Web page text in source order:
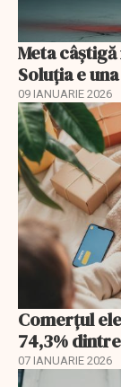
Meta
Soluția e
09 IANUARIE 2026
Comerțul
74,3%
07 IANUARIE 2026